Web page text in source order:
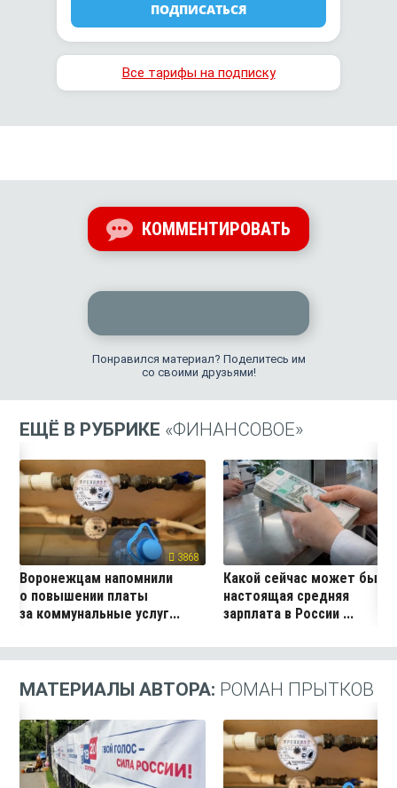
ПОДПИСАТЬСЯ
Все тарифы на подписку
КОММЕНТИРОВАТЬ
Понравился материал? Поделитесь им
со своими друзьями!
ЕЩЁ В РУБРИКЕ «ФИНАНСОВОЕ»
3868
Воронежцам напомнили
о повышении платы
за коммунальные услуг...
Какой сейчас может быть
настоящая средняя
зарплата в России ...
МАТЕРИАЛЫ АВТОРА: РОМАН ПРЫТКОВ